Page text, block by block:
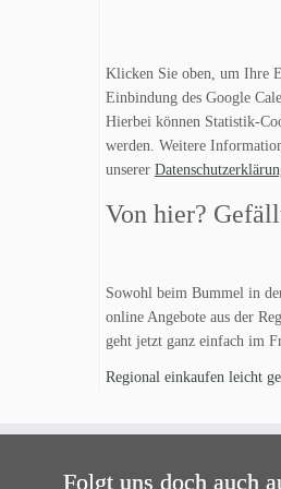
Klicken Sie oben, um Ihre
Einbindung des Google
Hierbei können Statistik-
werden. Weitere
unserer
Von hier?
Sowohl beim Bummel in
online Angebote aus der
geht jetzt ganz einfach im
Regional einkaufen leicht
Folgt uns doch auch